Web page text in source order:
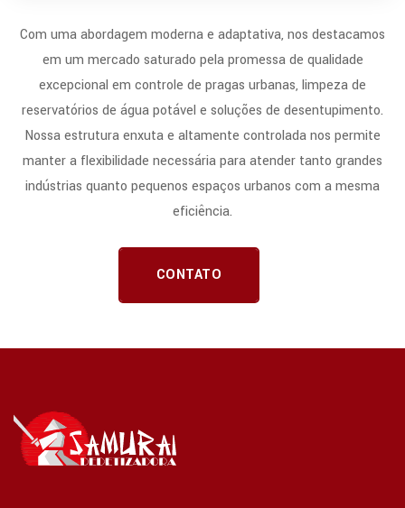
Com uma abordagem moderna e adaptativa, nos destacamos
em um mercado saturado pela promessa de qualidade
excepcional em controle de pragas urbanas, limpeza de
reservatórios de água potável e soluções de desentupimento.
Nossa estrutura enxuta e altamente controlada nos permite
manter a flexibilidade necessária para atender tanto grandes
indústrias quanto pequenos espaços urbanos com a mesma
eficiência.
CONTATO